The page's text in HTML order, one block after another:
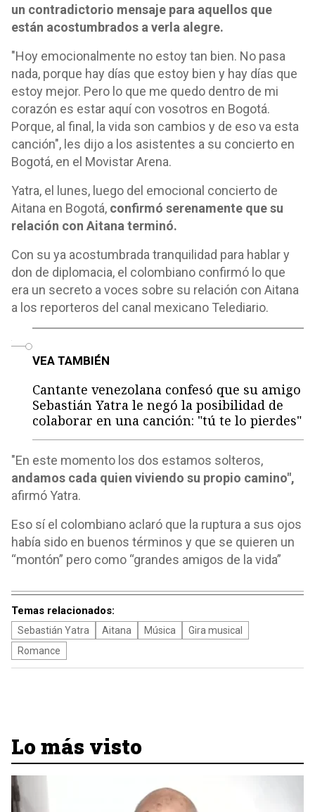
un contradictorio mensaje para aquellos que
están acostumbrados a verla alegre.
"Hoy emocionalmente no estoy tan bien. No pasa
nada, porque hay días que estoy bien y hay días que
estoy mejor. Pero lo que me quedo dentro de mi
corazón es estar aquí con vosotros en Bogotá.
Porque, al final, la vida son cambios y de eso va esta
canción", les dijo a los asistentes a su concierto en
Bogotá, en el Movistar Arena.
Yatra, el lunes, luego del emocional concierto de
Aitana en Bogotá, confirmó serenamente que su
relación con Aitana terminó.
Con su ya acostumbrada tranquilidad para hablar y
don de diplomacia, el colombiano confirmó lo que
era un secreto a voces sobre su relación con Aitana
a los reporteros del canal mexicano Telediario.
VEA TAMBIÉN
Cantante venezolana confesó que su amigo
Sebastián Yatra le negó la posibilidad de
colaborar en una canción: "tú te lo pierdes"
"En este momento los dos estamos solteros,
andamos cada quien viviendo su propio camino",
afirmó Yatra.
Eso sí el colombiano aclaró que la ruptura a sus ojos
había sido en buenos términos y que se quieren un
“montón” pero como “grandes amigos de la vida”
Temas relacionados:
Sebastián Yatra Aitana Música
Gira musical
Romance
Lo más visto